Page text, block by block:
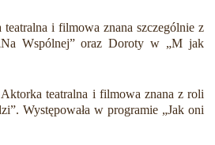
i filmowa znana szczególnie z
Wspólnej” oraz Doroty w „M jak
teatralna i filmowa znana z roli
Występowała w programie „Jak oni